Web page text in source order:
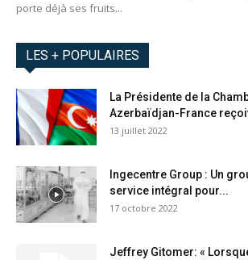
porte déjà ses fruits...
LES + POPULAIRES
La Présidente de la
Azerbaïdjan-France
13 juillet 2022
Ingecentre Group : Un
service intégral pour...
17 octobre 2022
Jeffrey Gitomer: «